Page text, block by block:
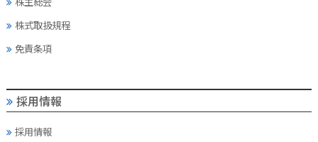
株式取扱規程
免責条項
採用情報
採用情報